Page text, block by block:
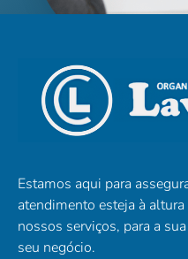
Estamos aqui para
atendimento esteja à
nossos serviços, para a
seu negócio.